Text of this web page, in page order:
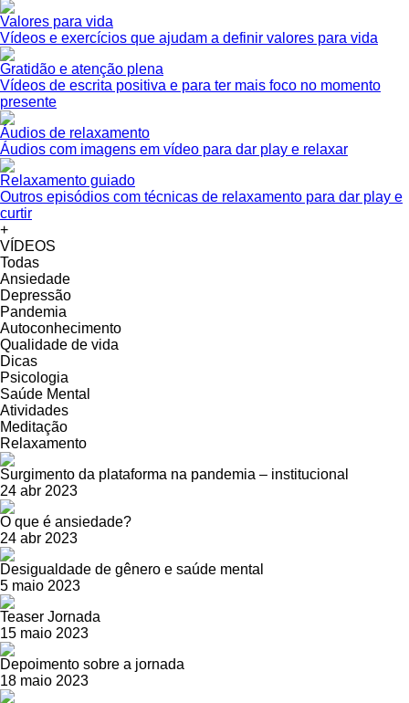
Valores para vida
Vídeos e exercícios que ajudam a definir valores para vida
Gratidão e atenção plena
Vídeos de escrita positiva e para ter mais foco no momento
presente
Áudios de relaxamento
Áudios com imagens em vídeo para dar play e relaxar
Relaxamento guiado
Outros episódios com técnicas de relaxamento para dar play e
curtir
+
VÍDEOS
Todas
Ansiedade
Depressão
Pandemia
Autoconhecimento
Qualidade de vida
Dicas
Psicologia
Saúde Mental
Atividades
Meditação
Relaxamento
Surgimento da plataforma na pandemia – institucional
24 abr 2023
O que é ansiedade?
24 abr 2023
Desigualdade de gênero e saúde mental
5 maio 2023
Teaser Jornada
15 maio 2023
Depoimento sobre a jornada
18 maio 2023